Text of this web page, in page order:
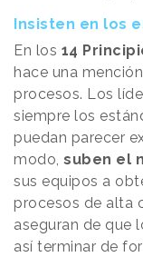
Insisten en los
En los 14
hace una
procesos. Los
siempre los
puedan parecer
modo, suben el
sus equipos a
procesos de alta
aseguran de que
así terminar de